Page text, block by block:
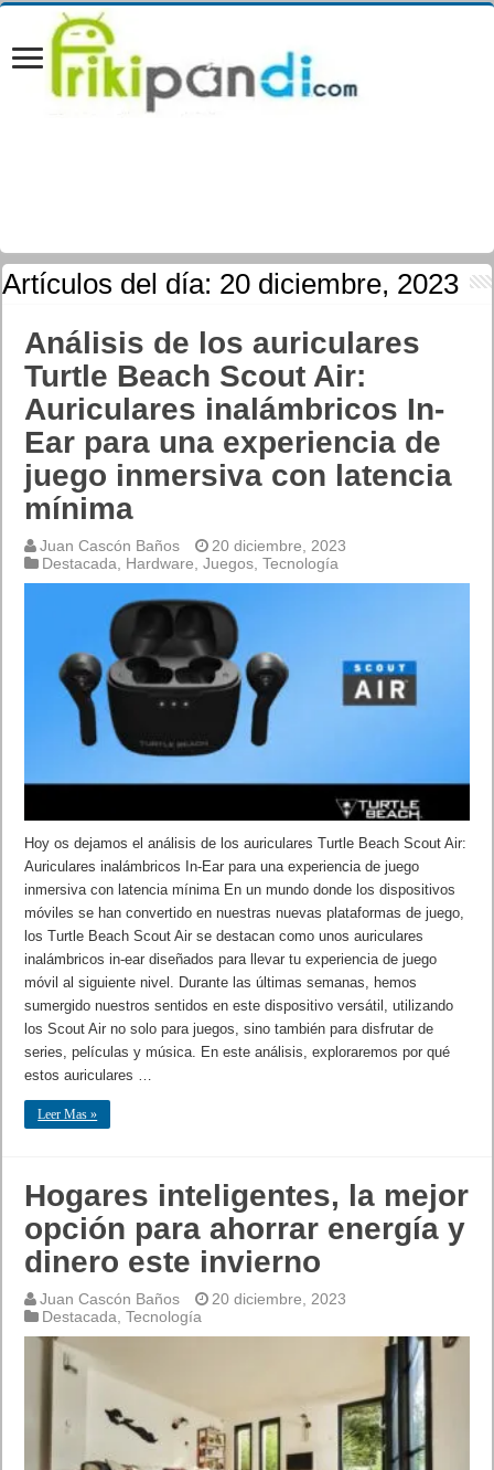
Artículos del día: 20 diciembre, 2023
Análisis de los auriculares
Turtle Beach Scout Air:
Auriculares inalámbricos In-
Ear para una experiencia de
juego inmersiva con latencia
mínima
Juan Cascón Baños
20 diciembre, 2023
Destacada
Hardware ,Juegos ,Tecnología
Hoy os dejamos el análisis de los auriculares Turtle Beach Scout Air:
Auriculares inalámbricos In-Ear para una experiencia de juego
inmersiva con latencia mínima En un mundo donde los dispositivos
móviles se han convertido en nuestras nuevas plataformas de juego,
los Turtle Beach Scout Air se destacan como unos auriculares
inalámbricos in-ear diseñados para llevar tu experiencia de juego
móvil al siguiente nivel. Durante las últimas semanas, hemos
sumergido nuestros sentidos en este dispositivo versátil, utilizando
los Scout Air no solo para juegos, sino también para disfrutar de
series, películas y música. En este análisis, exploraremos por qué
estos auriculares …
Leer Mas »
Hogares inteligentes, la mejor
opción para ahorrar energía y
dinero este invierno
Juan Cascón Baños
20 diciembre, 2023
Destacada ,Tecnología